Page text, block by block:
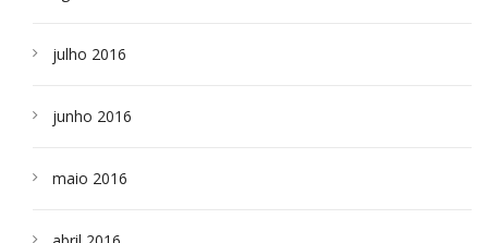
julho 2016
junho 2016
maio 2016